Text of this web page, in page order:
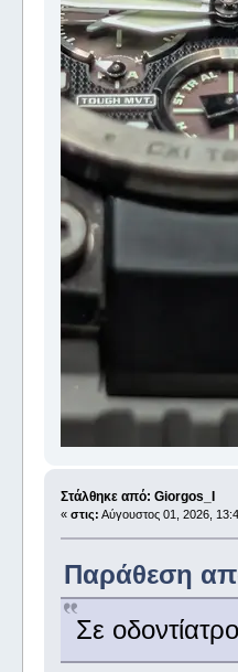
Στάλθηκε από: Giorgos_I
« στις: Αύγουστος 01, 2026,
Παράθεση
Σε